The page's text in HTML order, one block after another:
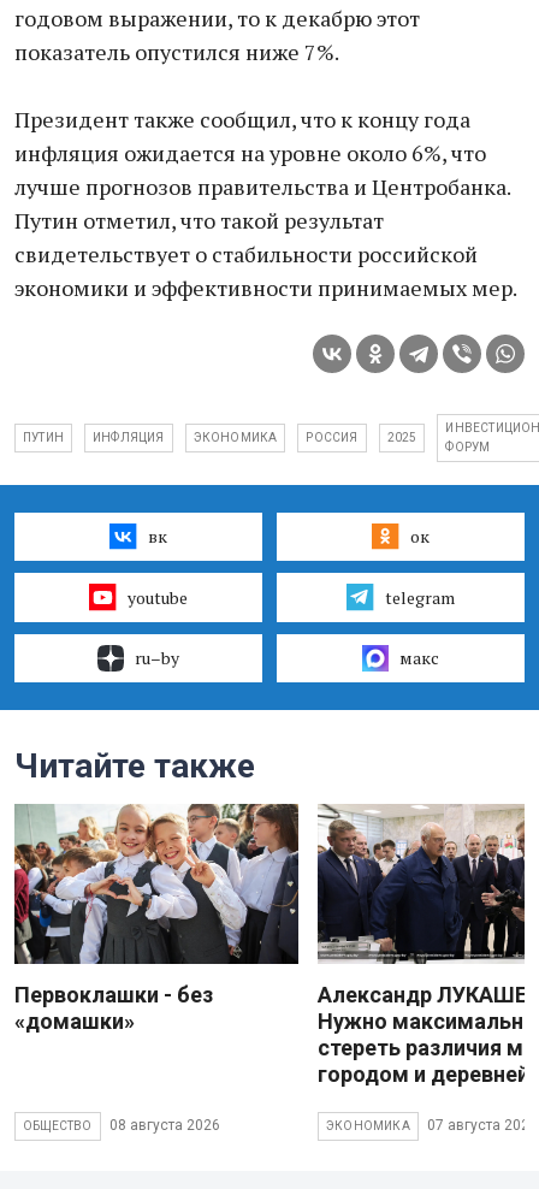
годовом выражении, то к декабрю этот
показатель опустился ниже 7%.
Президент также сообщил, что к концу года
инфляция ожидается на уровне около 6%, что
лучше прогнозов правительства и Центробанка.
Путин отметил, что такой результат
свидетельствует о стабильности российской
экономики и эффективности принимаемых мер.
ПУТИН ИНФЛЯЦИЯ ЭКОНОМИКА РОССИЯ 2025
ФОРУМ
вк ок
youtube telegram
ru–by макс
Читайте также
Первоклашки - без
«домашки»
ОБЩЕСТВО 08 августа 2026
Александр
Нужно максимально
стереть различия
городом и деревней
ЭКОНОМИКА 07 августа 2026